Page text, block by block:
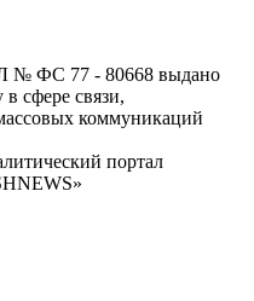
№ ФС 77 - 80668 выдано
сфере связи,
коммуникаций
портал